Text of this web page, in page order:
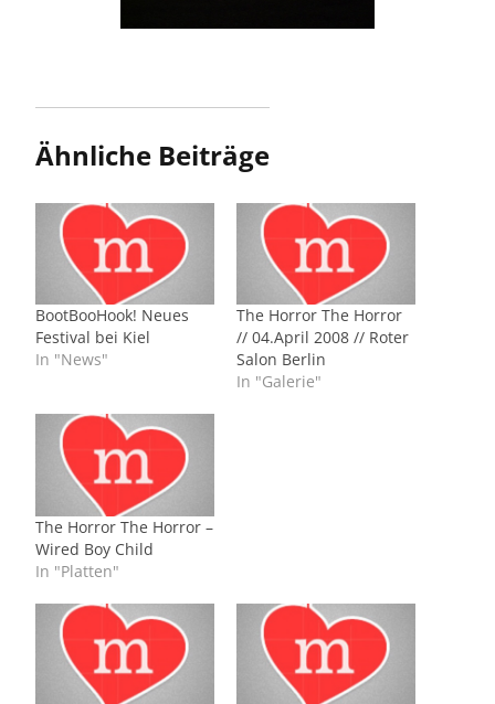
Ähnliche Beiträge
BootBooHook! Neues
Festival bei Kiel
In "News"
The Horror The Horror
// 04.April 2008 // Roter
Salon Berlin
In "Galerie"
The Horror The Horror –
Wired Boy Child
In "Platten"